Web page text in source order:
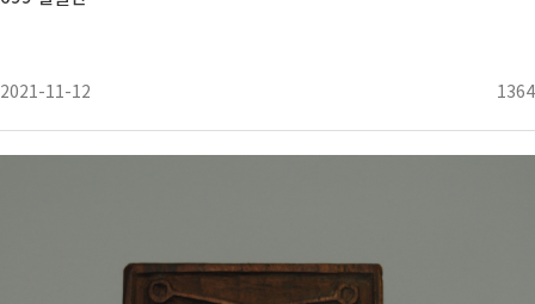
2021-11-12 1364